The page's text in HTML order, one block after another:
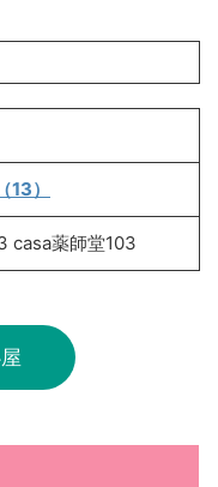
（13）
casa薬師堂103